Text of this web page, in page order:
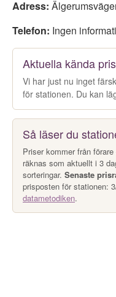
Adress:
Telefon: Ingen
Aktuella kända
Vi har just nu inget
för stationen. Du kan
Så läser du
Priser kommer från
räknas som aktuellt i 3
sorteringar. Senaste
prisposten för stationen:
datametodiken.